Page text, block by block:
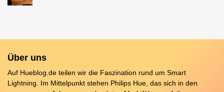
Über uns
Auf Hueblog.de teilen wir die Faszination rund um Smart
Lightning. Im Mittelpunkt stehen Philips Hue, das sich in den